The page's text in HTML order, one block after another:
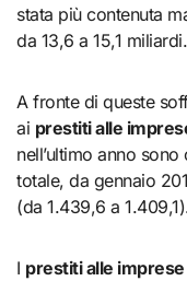
stata più contenuta
da 13,6 a 15,1 miliardi.
A fronte di queste
ai prestiti alle
nell’ultimo anno
totale, da gennaio
(da 1.439,6 a
I prestiti alle imprese